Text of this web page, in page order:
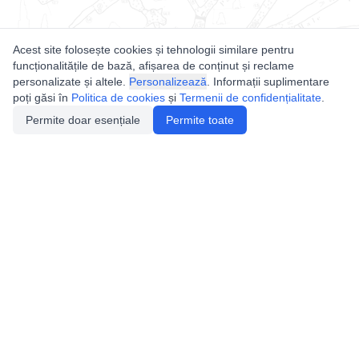
Acest site folosește cookies și tehnologii similare pentru
funcționalitățile de bază, afișarea de conținut și reclame
personalizate și altele. Personalizează . Informații suplimentare
poți găsi în Politica de cookies și Termenii de confidențialitate
Permite doar esențiale
Permite toate